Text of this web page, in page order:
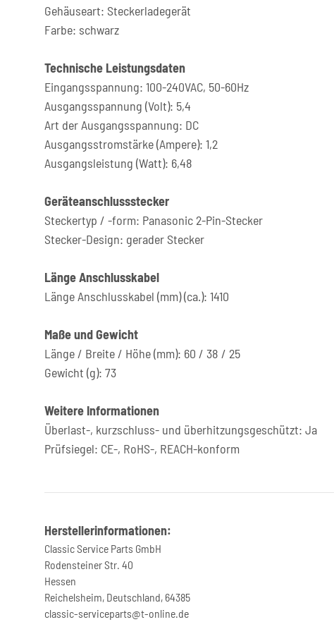
Gehäuseart: Steckerladegerät
Farbe: schwarz
Technische Leistungsdaten
Eingangsspannung: 100-240VAC, 50-60Hz
Ausgangsspannung (Volt): 5,4
Art der Ausgangsspannung: DC
Ausgangsstromstärke (Ampere): 1,2
Ausgangsleistung (Watt): 6,48
Geräteanschlussstecker
Steckertyp / -form: Panasonic 2-Pin-Stecker
Stecker-Design: gerader Stecker
Länge Anschlusskabel
Länge Anschlusskabel (mm) (ca.): 1410
Maße und Gewicht
Länge / Breite / Höhe (mm): 60 / 38 / 25
Gewicht (g): 73
Weitere Informationen
Überlast-, kurzschluss- und überhitzungsgeschützt: Ja
Prüfsiegel: CE-, RoHS-, REACH-konform
Herstellerinformationen:
Classic Service Parts GmbH
Rodensteiner Str. 40
Hessen
Reichelsheim, Deutschland, 64385
classic-serviceparts@t-online.de